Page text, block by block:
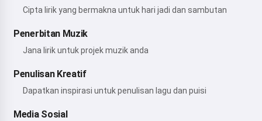
Cipta lirik yang bermakna untuk hari jadi dan sambutan
Penerbitan Muzik
Jana lirik untuk projek muzik anda
Penulisan Kreatif
Dapatkan inspirasi untuk penulisan lagu dan puisi
Media Sosial